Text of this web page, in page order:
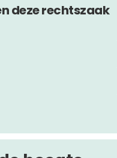
deze rechtszaak
rechtszaak tegen
2020
2022
Eerste Kamer